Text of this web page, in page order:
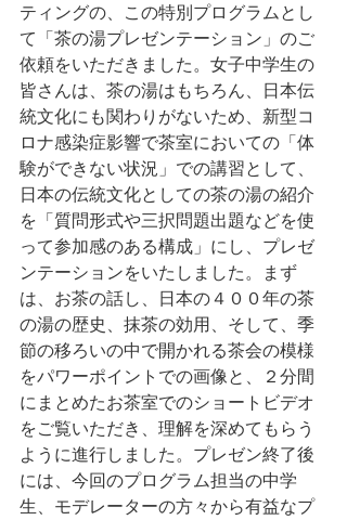
ティングの、この特別プログラムとし
て「茶の湯プレゼンテーション」のご
依頼をいただきました。女子中学生の
皆さんは、茶の湯はもちろん、日本伝
統文化にも関わりがないため、新型コ
ロナ感染症影響で茶室においての「体
験ができない状況」での講習として、
日本の伝統文化としての茶の湯の紹介
を「質問形式や三択問題出題などを使
って参加感のある構成」にし、プレゼ
ンテーションをいたしました。まず
は、お茶の話し、日本の４００年の茶
の湯の歴史、抹茶の効用、そして、季
節の移ろいの中で開かれる茶会の模様
をパワーポイントでの画像と、２分間
にまとめたお茶室でのショートビデオ
をご覧いただき、理解を深めてもらう
ように進行しました。プレゼン終了後
には、今回のプログラム担当の中学
生、モデレーターの方々から有益なプ